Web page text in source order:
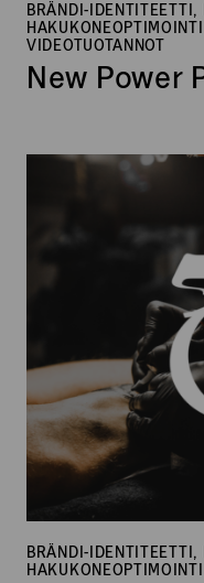
BRÄNDI-
VIDEOTUOTANNOT
New Power
Tattootukku
BRÄNDI-